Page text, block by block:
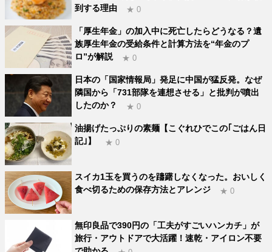
到する理由
★ 0
「厚生年金」の加入中に死亡したらどうなる？遺
族厚生年金の受給条件と計算方法を“年金のプ
ロ”が解説
★ 0
日本の「国家情報局」発足に中国が猛反発。なぜ
隣国から「731部隊を連想させる」と批判が噴出
したのか？
★ 0
油揚げたっぷりの素麺【こぐれひでこの｢ごはん日
記｣】
★ 0
スイカ1玉を買うのを躊躇しなくなった。おいしく
食べ切るための保存方法とアレンジ
★ 0
無印良品で390円の「工夫がすごいハンカチ」が
旅行・アウトドアで大活躍！速乾・アイロン不要